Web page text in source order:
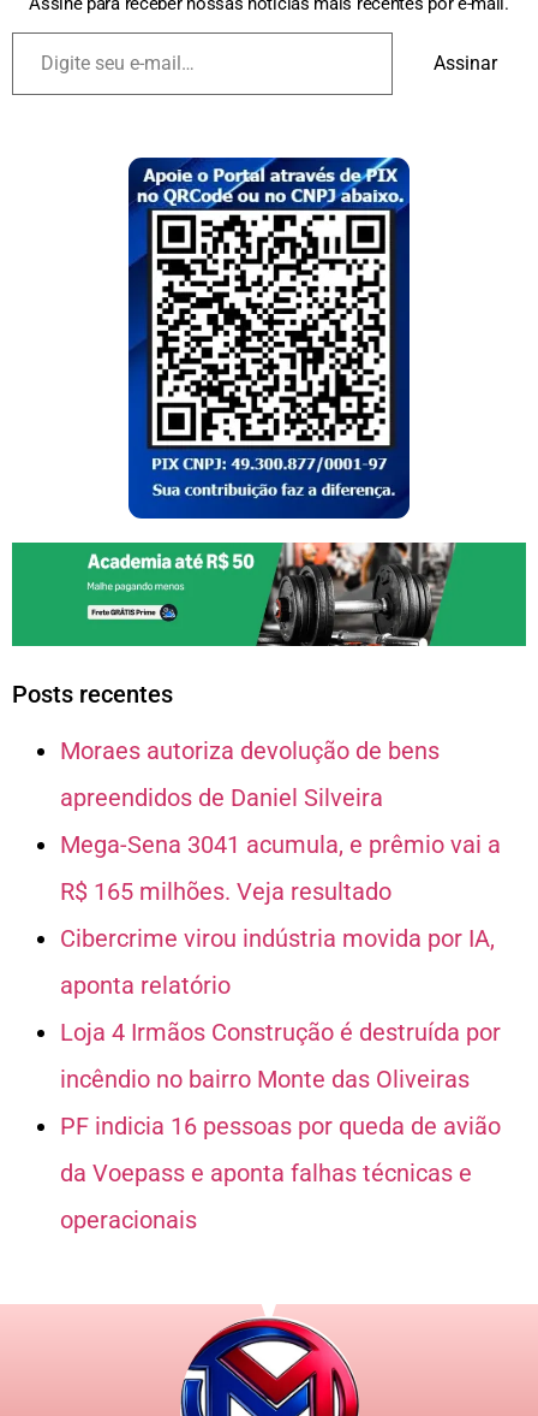
Assinar
Posts recentes
Moraes autoriza devolução de bens
apreendidos de Daniel Silveira
Mega-Sena 3041 acumula, e prêmio vai a
R$ 165 milhões. Veja resultado
Cibercrime virou indústria movida por IA,
aponta relatório
Loja 4 Irmãos Construção é destruída por
incêndio no bairro Monte das Oliveiras
PF indicia 16 pessoas por queda de avião
da Voepass e aponta falhas técnicas e
operacionais